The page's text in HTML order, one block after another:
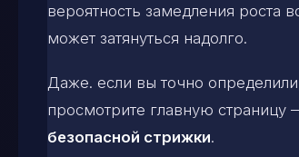
вероятность замедления роста
может затянуться надолго.
Даже. если вы точно
просмотрите главную страницу
безопасной стрижки.